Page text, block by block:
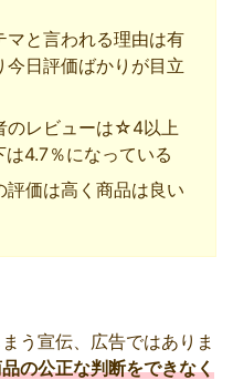
マと言われる理由は有
日評価ばかりが目立
のレビューは☆4以上
4.7％になっている
価は高く商品は良い
う宣伝、広告ではありま
の公正な判断をできなく